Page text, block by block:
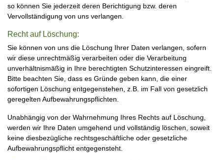
so können Sie jederzeit deren Berichtigung bzw. deren
Vervollständigung von uns verlangen.
Recht auf Löschung:
Sie können von uns die Löschung Ihrer Daten verlangen, sofern
wir diese unrechtmäßig verarbeiten oder die Verarbeitung
unverhältnismäßig in Ihre berechtigten Schutzinteressen eingreift.
Bitte beachten Sie, dass es Gründe geben kann, die einer
sofortigen Löschung entgegenstehen, z.B. im Fall von gesetzlich
geregelten Aufbewahrungspflichten.
Unabhängig von der Wahrnehmung Ihres Rechts auf Löschung,
werden wir Ihre Daten umgehend und vollständig löschen, soweit
keine diesbezügliche rechtsgeschäftliche oder gesetzliche
Aufbewahrungspflicht entgegensteht.